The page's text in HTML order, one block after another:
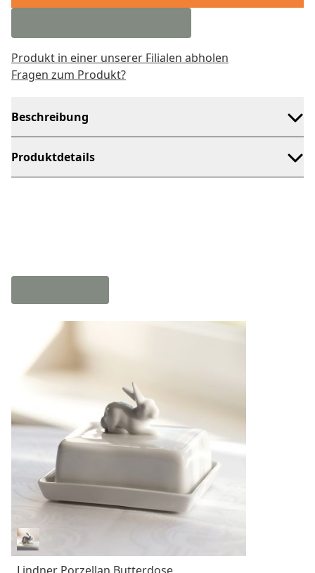
Produkt in einer unserer Filialen abholen
Fragen zum Produkt?
Beschreibung
Produktdetails